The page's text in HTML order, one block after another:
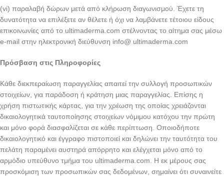
(vi) παραλαβή δώρων μετά από κλήρωση διαγωνισμού. Έχετε τη
δυνατότητα να επιλέξετε αν θέλετε ή όχι να λαμβάνετε τέτοιου είδους
επικοινωνίες από το ultimaderma.com στέλνοντας το αίτημα σας μέσω
e-mail στην ηλεκτρονική διεύθυνση info@ ultimaderma.com
Πρόσβαση στις Πληροφορίες
Κάθε διεκπεραίωση παραγγελίας απαιτεί την συλλογή προσωπικών
στοιχείων, για παράδοση ή κράτηση μιας παραγγελίας. Επίσης η
χρήση πιστωτικής κάρτας, για την χρέωση της οποίας χρειάζονται
δικαιολογητικά ταυτοποίησης στοιχείων νόμιμου κατόχου την πρώτη
και μόνο φορά διασφαλίζεται σε κάθε περίπτωση. Οποιοδήποτε
δικαιολογητικό και έγγραφο πιστοποιεί και δηλώνει την ταυτότητα του
πελάτη παραμένει αυστηρά απόρρητο και ελέγχεται μόνο από το
αρμόδιο υπεύθυνο τμήμα του ultimaderma.com. Η εκ μέρους σας
προσκόμιση των προσωπικών σας δεδομένων, σημαίνει ότι συναινείτε